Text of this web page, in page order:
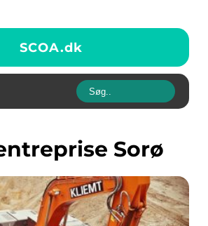
SCOA.dk
Sorø